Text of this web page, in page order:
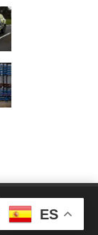
Aviso Legal
ES